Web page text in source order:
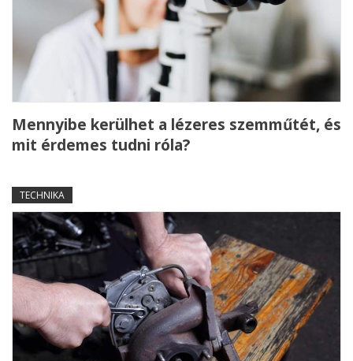
Mennyibe kerülhet a lézeres szemműtét, és
mit érdemes tudni róla?
TECHNIKA